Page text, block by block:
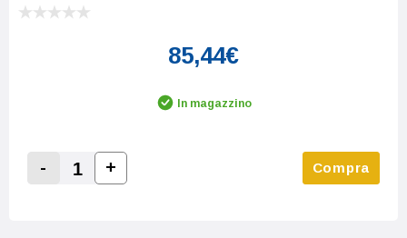
85,44€
In magazzino
Decrease Quantity:
-
Increase Quantity:
+ Compra